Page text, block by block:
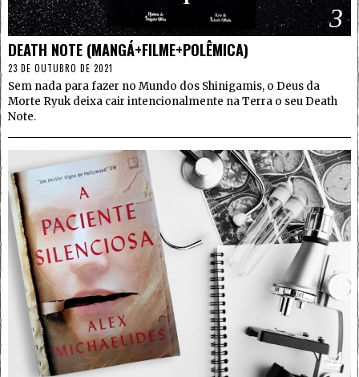
3
DEATH NOTE (MANGÁ+FILME+POLÊMICA)
23 DE OUTUBRO DE 2021
Sem nada para fazer no Mundo dos Shinigamis, o Deus da
Morte Ryuk deixa cair intencionalmente na Terra o seu Death
Note.
4